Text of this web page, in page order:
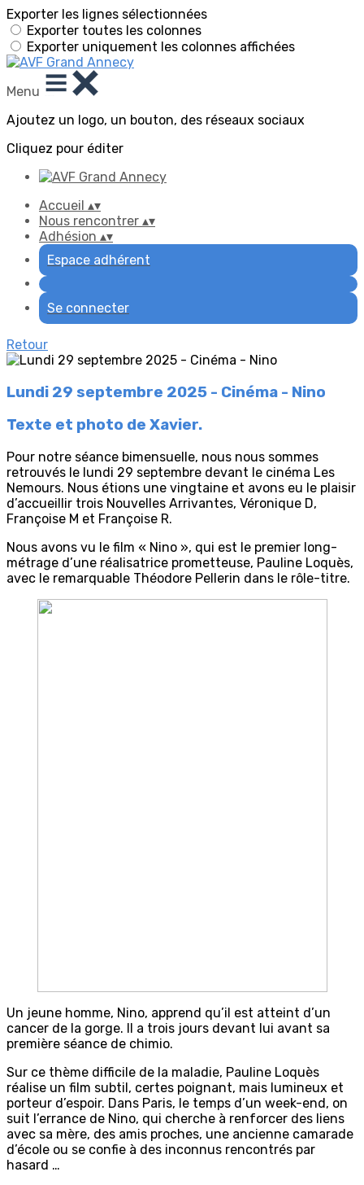
Exporter les lignes sélectionnées
Exporter toutes les colonnes
Exporter uniquement les colonnes affichées
Menu
Ajoutez un logo, un bouton, des réseaux sociaux
Cliquez pour éditer
Accueil ▴▾
Nous rencontrer ▴▾
Adhésion ▴▾
Espace adhérent
Se connecter
Retour
Lundi 29 septembre 2025 - Cinéma - Nino
Texte et photo de Xavier.
Pour notre séance bimensuelle, nous nous sommes
retrouvés le lundi 29 septembre devant le cinéma Les
Nemours. Nous étions une vingtaine et avons eu le plaisir
d’accueillir trois Nouvelles Arrivantes, Véronique D,
Françoise M et Françoise R.
Nous avons vu le film « Nino », qui est le premier long-
métrage d’une réalisatrice prometteuse, Pauline Loquès,
avec le remarquable Théodore Pellerin dans le rôle-titre.
Un jeune homme, Nino, apprend qu’il est atteint d’un
cancer de la gorge. Il a trois jours devant lui avant sa
première séance de chimio.
Sur ce thème difficile de la maladie, Pauline Loquès
réalise un film subtil, certes poignant, mais lumineux et
porteur d’espoir. Dans Paris, le temps d’un week-end, on
suit l’errance de Nino, qui cherche à renforcer des liens
avec sa mère, des amis proches, une ancienne camarade
d’école ou se confie à des inconnus rencontrés par
hasard …